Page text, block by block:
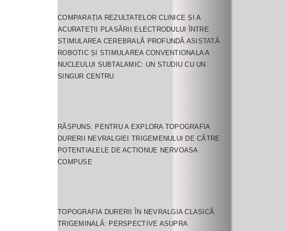
COMPARAȚIA REZULTATELOR CLINICE ȘI A
ACURATEȚII PLASĂRII ELECTRODULUI ÎNTRE
STIMULAREA CEREBRALĂ PROFUNDĂ ASISTATĂ
ROBOTIC ȘI STIMULAREA CONVENTIONALA A
NUCLEULUI SUBTALAMIC: UN STUDIU CU UN
SINGUR CENTRU
RĂSPUNS: PENTRU A EXPLORA TOPOGRAFIA
DURERII NEVRALGIEI TRIGEMENULUI DE CĂTRE
POTENTIALELE DE ACTIONUE NERVOASA
COMPUSE
TOPOGRAFIA DURERII ÎN NEVRALGIA CLASICĂ
TRIGEMINALĂ: PERSPECTIVE ASUPRA